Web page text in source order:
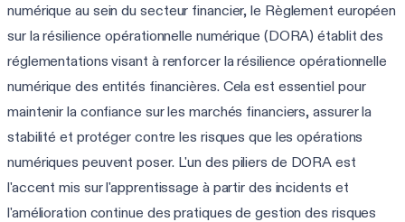
numérique au sein du secteur financier, le Règlement européen
sur la résilience opérationnelle numérique (DORA) établit des
réglementations visant à renforcer la résilience opérationnelle
numérique des entités financières. Cela est essentiel pour
maintenir la confiance sur les marchés financiers, assurer la
stabilité et protéger contre les risques que les opérations
numériques peuvent poser. L'un des piliers de DORA est
l'accent mis sur l'apprentissage à partir des incidents et
l'amélioration continue des pratiques de gestion des risques